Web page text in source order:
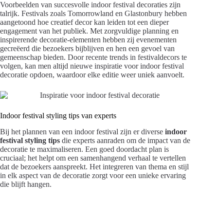
Voorbeelden van succesvolle indoor festival decoraties zijn
talrijk. Festivals zoals Tomorrowland en Glastonbury hebben
aangetoond hoe creatief decor kan leiden tot een dieper
engagement van het publiek. Met zorgvuldige planning en
inspirerende decoratie-elementen hebben zij evenementen
gecreëerd die bezoekers bijblijven en hen een gevoel van
gemeenschap bieden. Door recente trends in festivaldecors te
volgen, kan men altijd nieuwe inspiratie voor indoor festival
decoratie opdoen, waardoor elke editie weer uniek aanvoelt.
Indoor festival styling tips van experts
Bij het plannen van een indoor festival zijn er diverse indoor
festival styling tips die experts aanraden om de impact van de
decoratie te maximaliseren. Een goed doordacht plan is
cruciaal; het helpt om een samenhangend verhaal te vertellen
dat de bezoekers aanspreekt. Het integreren van thema en stijl
in elk aspect van de decoratie zorgt voor een unieke ervaring
die blijft hangen.